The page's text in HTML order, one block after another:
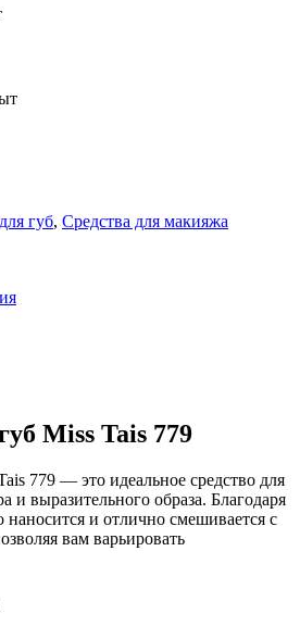
губ, Средства для макияжа
Miss Tais 779
779 — это идеальное средство для
и выразительного образа. Благодаря
наносится и отлично смешивается с
вам варьировать